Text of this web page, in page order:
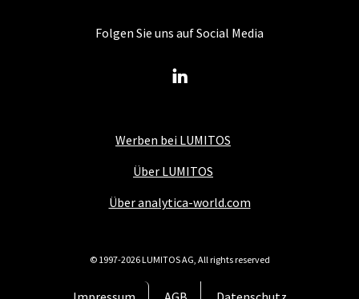
Werben bei LUMITOS
Über LUMITOS
Über analytica-world.com
Folgen Sie uns auf Social Media
© 1997-2026 LUMITOS AG, All rights reserved